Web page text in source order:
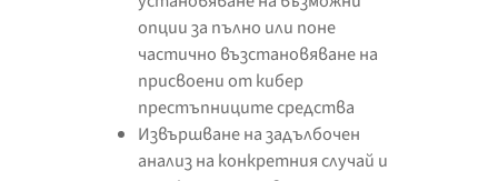
опции за пълно или поне
частично възстановяване на
присвоени от кибер
престъпниците средства
Извършване на задълбочен
анализ на конкретния случай и